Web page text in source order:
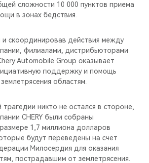
сложности 10 000 пунктов приема
в зонах бедствия.
и скоординировав действия между
филиалами, дистрибьюторами
Automobile Group оказывает
поддержку и помощь
областям.
никто не остался в стороне,
CHERY были собраны
1,7 миллиона долларов
будут переведены на счет
Милосердия для оказания
пострадавшим от землетрясения.